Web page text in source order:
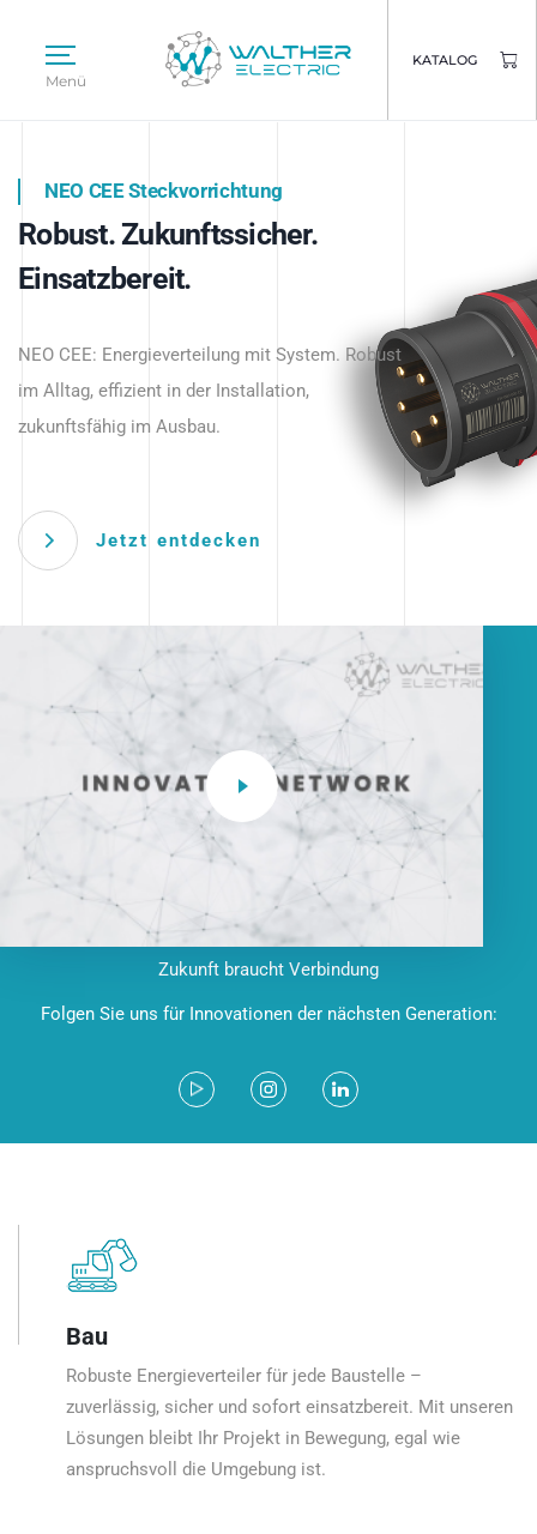
Menü
KATALOG
Intelligente Stromverteilung
beginnt hier.
NEO CEE Steckvorrichtung
Robust. Zukunftssicher.
Einsatzbereit.
NEO CEE: Energieverteilung mit System. Robust
im Alltag, effizient in der Installation,
zukunftsfähig im Ausbau.
Jetzt entdecken
Intelligenz trifft Energie.
Anwendungen – robust, IP-geschützt und
zukunftsfähig.
Zukunft braucht Verbindung
Folgen Sie uns für Innovationen der nächsten Generation:
Bau
Robuste Energieverteiler für jede Baustelle –
zuverlässig, sicher und sofort einsatzbereit. Mit unseren
Lösungen bleibt Ihr Projekt in Bewegung, egal wie
anspruchsvoll die Umgebung ist.